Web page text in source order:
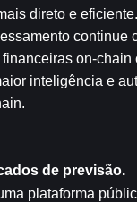
direto e
continue
on-
inteligência e
de previsão.
plataforma